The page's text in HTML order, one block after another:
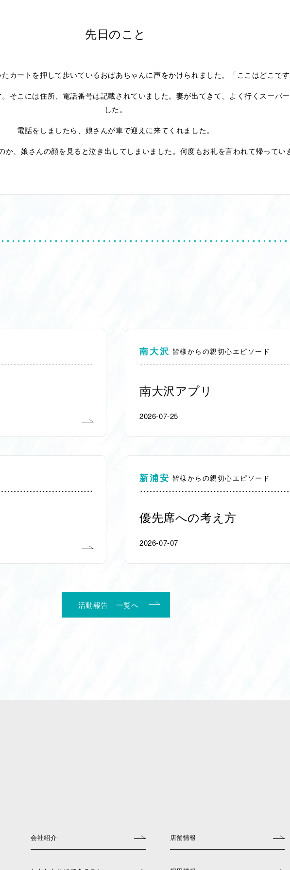
先日のこと
カートを押して歩いているおばあちゃんに声をかけられました。「ここはどこで
そこには住所、電話番号は記載されていました。妻が出てきて、よく行くスーパ
した。
電話をしましたら、娘さんが車で迎えに来てくれました。
か、娘さんの顔を見ると泣き出してしまいました。何度もお礼を言われて帰ってい
南大沢 皆様からの親切心エピソード
南大沢アプリ
2026-07-25
新浦安 皆様からの親切心エピソード
優先席への考え方
2026-07-07
活動報告 一覧へ
会社紹介 店舗情報